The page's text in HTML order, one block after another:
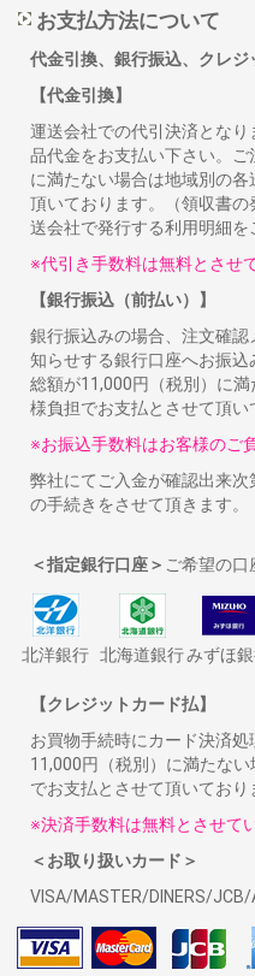
お支払方法について
代金引換、銀行振込、クレジ
【代金引換】
運送会社での代引決済とな
品代金をお支払い下さい。ご
に満たない場合は地域別の
頂いております。（領収書
送会社で発行する利用
※代引き手数料は無料とさせ
【銀行振込（前払い）】
銀行振込みの場合、注文確
知らせする銀行口座へお振
総額が11,000円（税別）に
様負担でお支払とさ
※お振込手数料はお客様のご
弊社にてご入金が確認出来
の手続きをさせて頂きます。
＜指定銀行口座＞ ご希望の口
北洋銀行 北海道銀行みずほ
【クレジットカード払】
お買物手続時にカード決済
11,000円（税別）に満たな
でお支払とさせて頂い
※決済手数料は無料とさせて
＜お取り扱いカード＞
VISA/MASTER/DINERS/JCB/